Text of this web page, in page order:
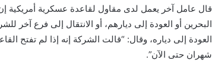
قال عامل آخر يعمل لدى مقاول لقاعدة عسكرية أمريكية
البحرين أو العودة إلى ديارهم، أو الانتقال إلى فرع
العودة إلى دياره، وقال: “قالت الشركة إنه إذا لم تفتح
شهران حتى الآن”.